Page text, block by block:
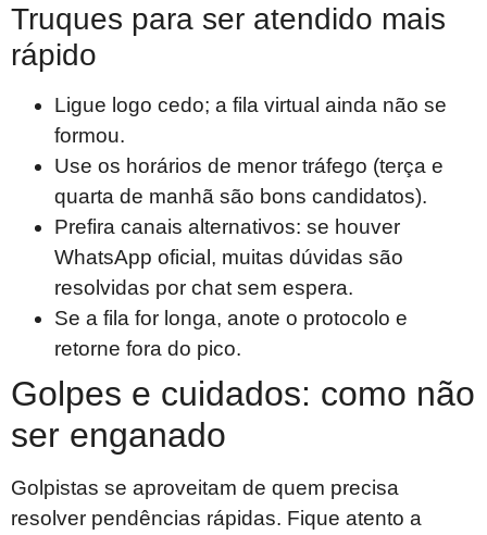
Truques para ser atendido mais
rápido
Ligue logo cedo; a fila virtual ainda não se
formou.
Use os horários de menor tráfego (terça e
quarta de manhã são bons candidatos).
Prefira canais alternativos: se houver
WhatsApp oficial, muitas dúvidas são
resolvidas por chat sem espera.
Se a fila for longa, anote o protocolo e
retorne fora do pico.
Golpes e cuidados: como não
ser enganado
Golpistas se aproveitam de quem precisa
resolver pendências rápidas. Fique atento a